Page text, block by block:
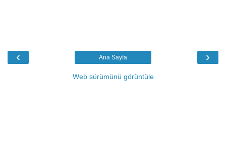
‹ ›
Ana Sayfa
Web sürümünü görüntüle